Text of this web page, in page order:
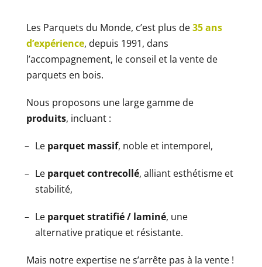
Les Parquets du Monde, c’est plus de35 ans
d’expérience, depuis 1991, dans
l’accompagnement, le conseil et la vente de
parquets en bois.
Nous proposons une large gamme de
produits, incluant :
Le parquet massif, noble et intemporel,
Le parquet contrecollé, alliant esthétisme et
stabilité,
Le parquet stratifié / laminé, une
alternative pratique et résistante.
Mais notre expertise ne s’arrête pas à la vente !